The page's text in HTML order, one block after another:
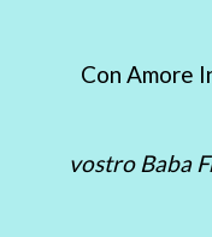
Con Amore
vostro Baba